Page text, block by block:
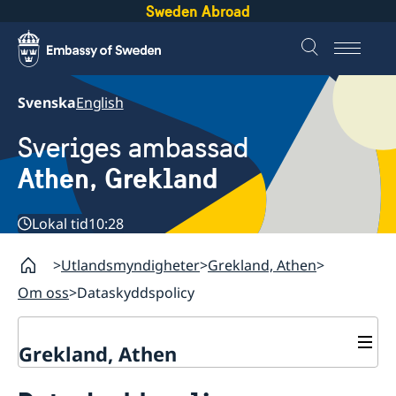
Sweden Abroad
SvenskaEnglish
Sveriges ambassad
Athen, Grekland
Lokal tid10:28
Utlandsmyndigheter Grekland, Athen
Om oss Dataskyddspolicy
Grekland, Athen